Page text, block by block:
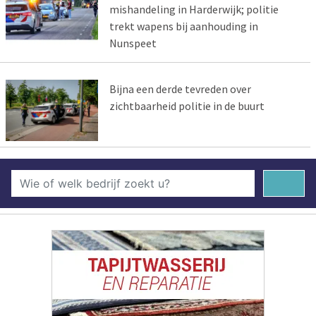
mishandeling in Harderwijk; politie
trekt wapens bij aanhouding in
Nunspeet
Bijna een derde tevreden over
zichtbaarheid politie in de buurt